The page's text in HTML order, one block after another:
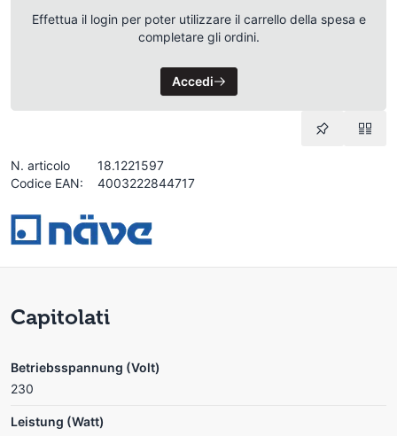
Effettua il login per poter utilizzare il carrello della spesa e
completare gli ordini.
Accedi
N. articolo
18.1221597
Codice EAN:
4003222844717
Capitolati
Betriebsspannung (Volt)
230
Leistung (Watt)